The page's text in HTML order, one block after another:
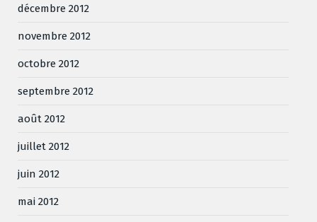
décembre 2012
novembre 2012
octobre 2012
septembre 2012
août 2012
juillet 2012
juin 2012
mai 2012